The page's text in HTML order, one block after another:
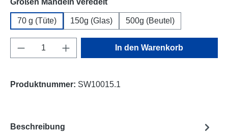
70 g (Tüte) 150g (Glas) 500g (Beutel)
Produkt Anzahl: Gib den gewünschten
In den Warenkorb
Produktnummer: SW10015.1
Beschreibung